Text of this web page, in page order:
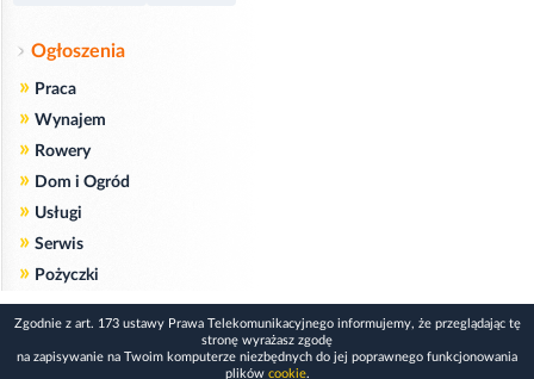
Ogłoszenia
» Praca
» Wynajem
» Rowery
» Dom i Ogród
» Usługi
» Serwis
» Pożyczki
Zgodnie z art. 173 ustawy Prawa Telekomunikacyjnego informujemy, że przeglądając tę
stronę wyrażasz zgodę
na zapisywanie na Twoim komputerze niezbędnych do jej poprawnego funkcjonowania
plików cookie.